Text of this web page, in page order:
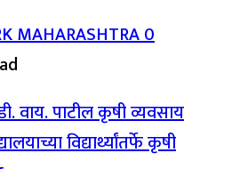
MAHARASHTRA0